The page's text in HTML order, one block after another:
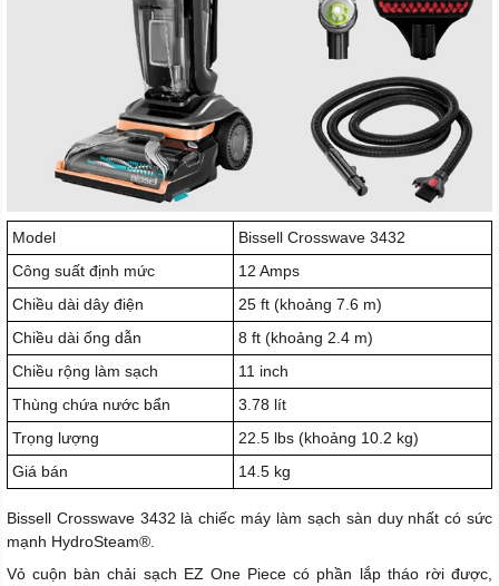
Model
Bissell Crosswave 3432
Công suất định mức
12 Amps
Chiều dài dây điện
25 ft (khoảng 7.6 m)
Chiều dài ống dẫn
8 ft (khoảng 2.4 m)
Chiều rộng làm sạch
11 inch
Thùng chứa nước bẩn
3.78 lít
Trọng lượng
22.5 lbs (khoảng 10.2 kg)
Giá bán
14.5 kg
Bissell Crosswave 3432 là chiếc máy làm sạch sàn duy nhất có sức
mạnh HydroSteam®.
Vỏ cuộn bàn chải sạch EZ One Piece có phần lắp tháo rời được,